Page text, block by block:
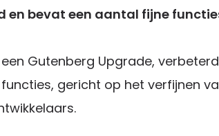
en bevat een aantal fijne
Gutenberg Upgrade,
gericht op het verfijnen